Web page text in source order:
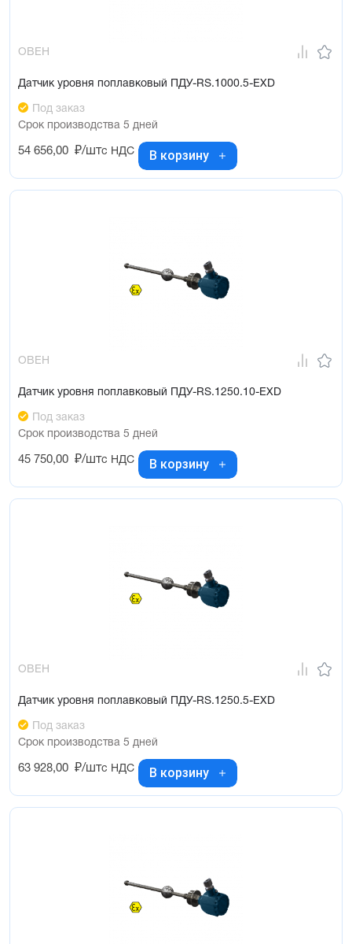
ОВЕН
Датчик уровня поплавковый ПДУ-RS.1000.5-ЕХD
Под заказ
Срок производства 5 дней
54 656,00 ₽/штс НДС В корзину
ОВЕН
Датчик уровня поплавковый ПДУ-RS.1250.10-ЕХD
Под заказ
Срок производства 5 дней
45 750,00 ₽/штс НДС В корзину
ОВЕН
Датчик уровня поплавковый ПДУ-RS.1250.5-ЕХD
Под заказ
Срок производства 5 дней
63 928,00 ₽/штс НДС В корзину